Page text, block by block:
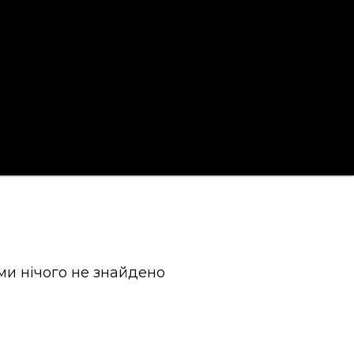
нічого не знайдено